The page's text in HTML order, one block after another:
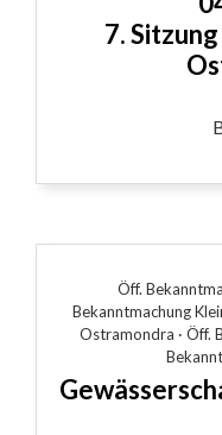
7.
Öff.
Bekanntmachung
Ostramondra · Öff.